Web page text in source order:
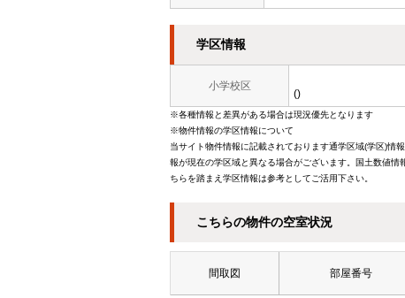
学区情報
小学校区
()
※各種情報と差異がある場合は現況優先となります
※物件情報の学区情報について
当サイト物件情報に記載されております通学区域(学区)情
報が現在の学区域と異なる場合がございます。国土数値
ちらを踏まえ学区情報は参考としてご活用下さい。
こちらの物件の空室状況
間取図 部屋番号